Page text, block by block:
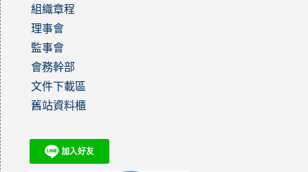
組織章程
理事會
監事會
會務幹部
文件下載區
舊站資料櫃